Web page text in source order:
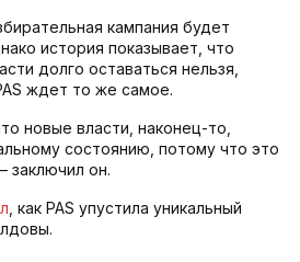
кампания будет
история показывает, что
долго оставаться нельзя,
ждет то же самое.
новые власти, наконец-то,
состоянию, потому что это
заключил он.
, как PAS упустила уникальный